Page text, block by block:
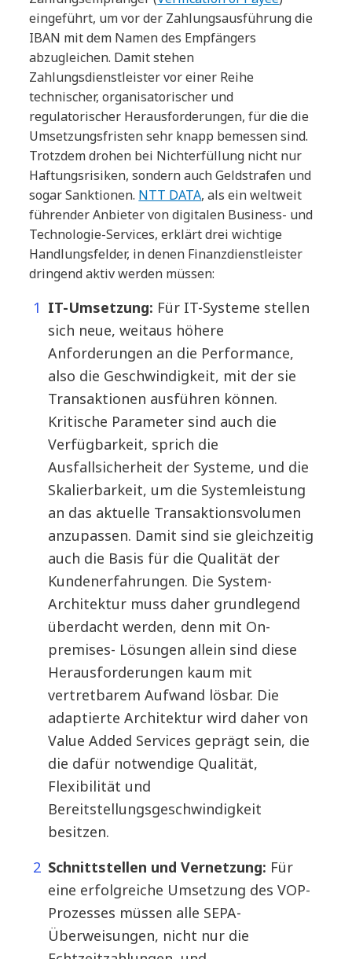
eingeführt, um vor der Zahlungsausführung die
IBAN mit dem Namen des Empfängers
abzugleichen. Damit stehen
Zahlungsdienstleister vor einer Reihe
technischer, organisatorischer und
regulatorischer Herausforderungen, für die die
Umsetzungsfristen sehr knapp bemessen sind.
Trotzdem drohen bei Nichterfüllung nicht nur
Haftungsrisiken, sondern auch Geldstrafen und
sogar Sanktionen. NTT DATA, als ein weltweit
führender Anbieter von digitalen Business- und
Technologie-Services, erklärt drei wichtige
Handlungsfelder, in denen Finanzdienstleister
dringend aktiv werden müssen:
IT-Umsetzung: Für IT-Systeme stellen
sich neue, weitaus höhere
Anforderungen an die Performance,
also die Geschwindigkeit, mit der sie
Transaktionen ausführen können.
Kritische Parameter sind auch die
Verfügbarkeit, sprich die
Ausfallsicherheit der Systeme, und die
Skalierbarkeit, um die Systemleistung
an das aktuelle Transaktionsvolumen
anzupassen. Damit sind sie gleichzeitig
auch die Basis für die Qualität der
Kundenerfahrungen. Die System-
Architektur muss daher grundlegend
überdacht werden, denn mit On-
premises- Lösungen allein sind diese
Herausforderungen kaum mit
vertretbarem Aufwand lösbar. Die
adaptierte Architektur wird daher von
Value Added Services geprägt sein, die
die dafür notwendige Qualität,
Flexibilität und
Bereitstellungsgeschwindigkeit
besitzen.
Schnittstellen und Vernetzung: Für
eine erfolgreiche Umsetzung des VOP-
Prozesses müssen alle SEPA-
Überweisungen, nicht nur die